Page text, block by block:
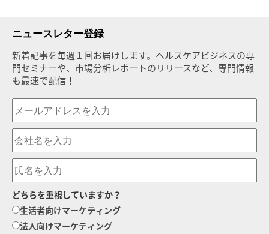
ニュースレター登録
新着記事を毎週１回お届けします。ヘルスケアビジネスの専
門セミナーや、市場分析レポートのリリースなど、専門情報
も最速で配信！
どちらを重視していますか？
生活者向けマーケティング
法人向けマーケティング